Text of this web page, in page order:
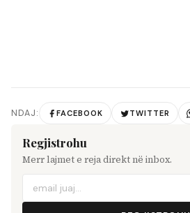
NDAJ: FACEBOOK TWITTER
Regjistrohu
Merr lajmet e reja direkt në inbox.